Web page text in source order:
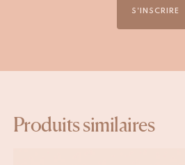
S'INSCRIRE
Produits similaires